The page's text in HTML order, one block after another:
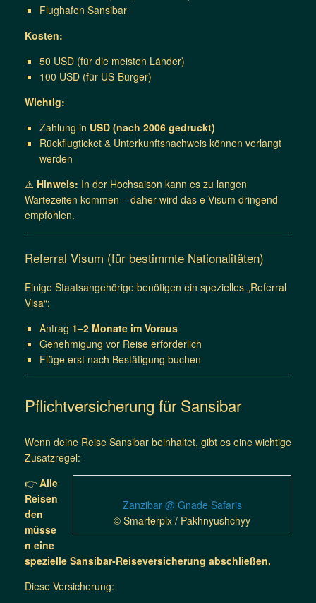
Flughafen Sansibar
Kosten:
50 USD (für die meisten Länder)
100 USD (für US-Bürger)
Wichtig:
Zahlung in USD (nach 2006 gedruckt)
Rückflugticket & Unterkunftsnachweis können verlangt
werden
⚠️ Hinweis: In der Hochsaison kann es zu langen
Wartezeiten kommen – daher wird das e-Visum dringend
empfohlen.
Referral Visum (für bestimmte Nationalitäten)
Einige Staatsangehörige benötigen ein spezielles „Referral
Visa“:
Antrag 1–2 Monate im Voraus
Genehmigung vor Reise erforderlich
Flüge erst nach Bestätigung buchen
Pflichtversicherung für Sansibar
Wenn deine Reise Sansibar beinhaltet, gibt es eine wichtige
Zusatzregel:
Zanzibar @ Gnade Safaris
© Smarterpix / Pakhnyushchyy
👉 Alle
Reisen
den
müsse
n eine
spezielle Sansibar-Reiseversicherung abschließen.
Diese Versicherung: